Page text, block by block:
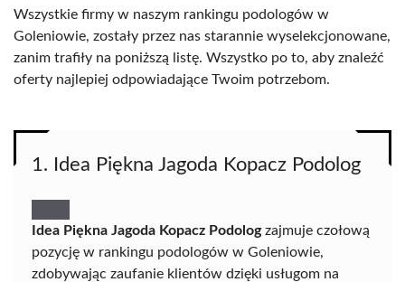
Wszystkie firmy w naszym rankingu podologów w
Goleniowie, zostały przez nas starannie wyselekcjonowane,
zanim trafiły na poniższą listę. Wszystko po to, aby znaleźć
oferty najlepiej odpowiadające Twoim potrzebom.
1. Idea Piękna Jagoda Kopacz Podolog
Idea Piękna Jagoda Kopacz Podologzajmuje czołową
pozycję w rankingu podologów w Goleniowie,
zdobywając zaufanie klientów dzięki usługom na